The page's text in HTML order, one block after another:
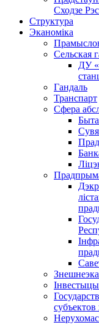
Сходзе
Структура
Эканоміка
Сельская
ДУ
Гандаль
Транспарт
Сфера
субъектов